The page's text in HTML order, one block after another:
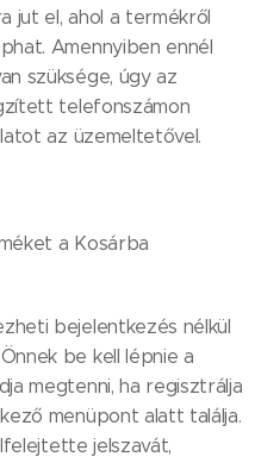
jut el, ahol a termékről
Amennyiben ennél
szüksége, úgy az
telefonszámon
az üzemeltetővel.
a Kosárba
bejelentkezés nélkül
be kell lépnie a
megtenni, ha regisztrálja
menüpont alatt találja.
jelszavát,